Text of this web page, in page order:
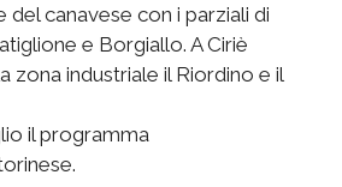
canavese con i parziali di
e Borgiallo. A Ciriè
zona industriale il Riordino e il
il programma